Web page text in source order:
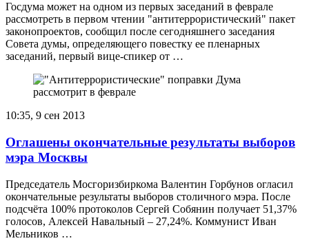
Госдума может на одном из первых заседаний в феврале
рассмотреть в первом чтении "антитеррористический" пакет
законопроектов, сообщил после сегодняшнего заседания
Совета думы, определяющего повестку ее пленарных
заседаний, первый вице-спикер от …
10:35, 9 сен 2013
Оглашены окончательные результаты выборов
мэра Москвы
Председатель Мосгоризбиркома Валентин Горбунов огласил
окончательные результаты выборов столичного мэра. После
подсчёта 100% протоколов Сергей Собянин получает 51,37%
голосов, Алексей Навальный – 27,24%. Коммунист Иван
Мельников …